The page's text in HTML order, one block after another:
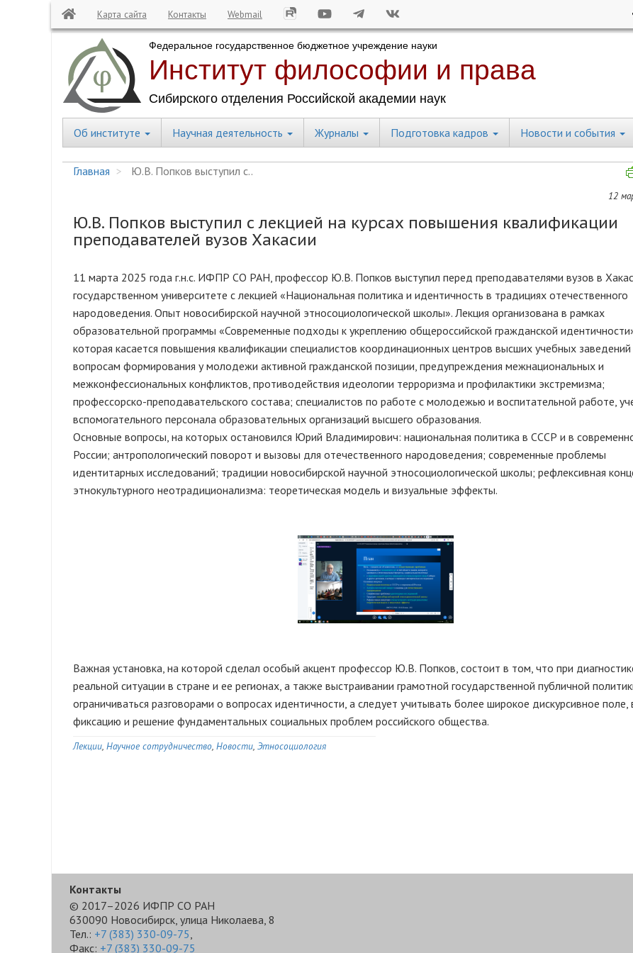
Карта сайта Контакты Webmail
Central
Об институте Научная деятельность Журналы Подготовка кадров Новости и события
Главная Ю.В. Попков выступил с..
12
Ю.В. Попков выступил с лекцией на курсах повышения квалификации
преподавателей вузов Хакасии
11 марта 2025 года г.н.с. ИФПР СО РАН, профессор Ю.В. Попков выступил перед преподавателями вузов в
государственном университете с лекцией «Национальная политика и идентичность в традициях отечественного
народоведения. Опыт новосибирской научной этносоциологической школы». Лекция организована в рамках
образовательной программы «Современные подходы к укреплению общероссийской гражданской
которая касается повышения квалификации специалистов координационных центров высших учебных
вопросам формирования у молодежи активной гражданской позиции, предупреждения межнациональных и
межконфессиональных конфликтов, противодействия идеологии терроризма и профилактики экстремизма;
профессорско-преподавательского состава; специалистов по работе с молодежью и воспитательной работе,
вспомогательного персонала образовательных организаций высшего образования.
Основные вопросы, на которых остановился Юрий Владимирович: национальная политика в СССР и в
России; антропологический поворот и вызовы для отечественного народоведения; современные проблемы
идентитарных исследований; традиции новосибирской научной этносоциологической школы; рефлексивная
этнокультурного неотрадиционализма: теоретическая модель и визуальные эффекты.
Важная установка, на которой сделал особый акцент профессор Ю.В. Попков, состоит в том, что при
реальной ситуации в стране и ее регионах, а также выстраивании грамотной государственной публичной
ограничиваться разговорами о вопросах идентичности, а следует учитывать более широкое дискурсивное поле,
фиксацию и решение фундаментальных социальных проблем российского общества.
Лекции Научное сотрудничество Новости Этносоциология
Контакты
© 2017–2026 ИФПР СО РАН
630090 Новосибирск, улица Николаева, 8
Тел.: +7 (383) 330-09-75
Факс: +7 (383) 330-09-75